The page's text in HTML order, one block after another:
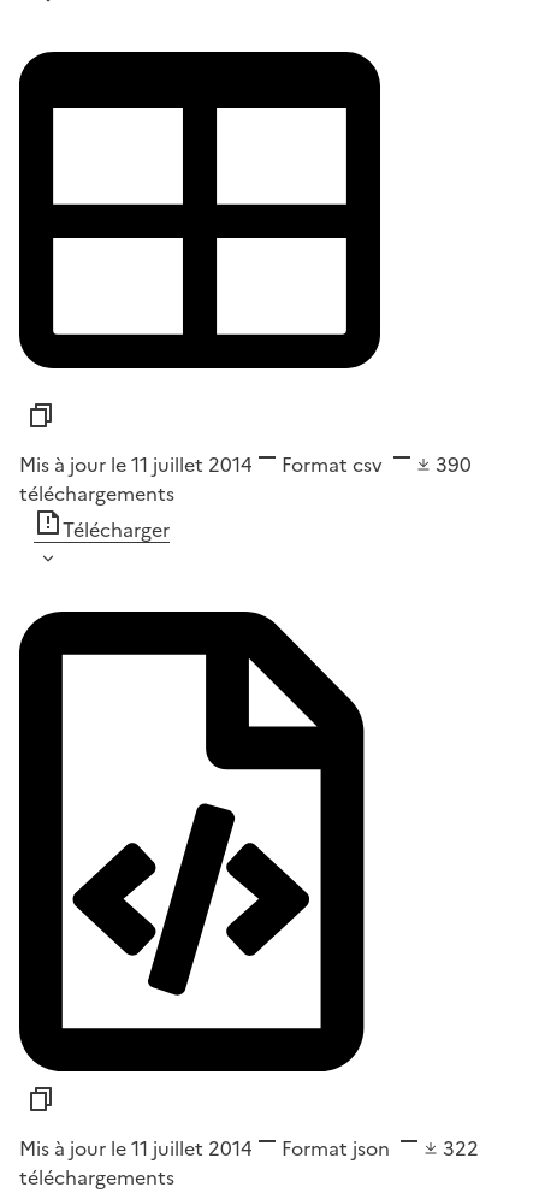
Mis à jour le 11 juillet 2014 Format csv
390
téléchargements
Télécharger
Mis à jour le 11 juillet 2014 Format json
322
téléchargements